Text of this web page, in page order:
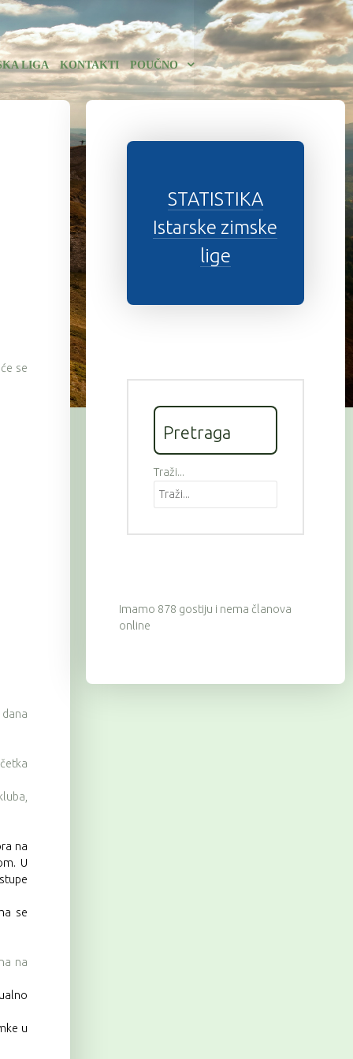
LIGA KONTAKTI POUČNO
se
na
U
se
na
u
STATISTIKA
Istarske zimske
lige
Pretraga
Traži...
Imamo 878 gostiju i nema članova
online